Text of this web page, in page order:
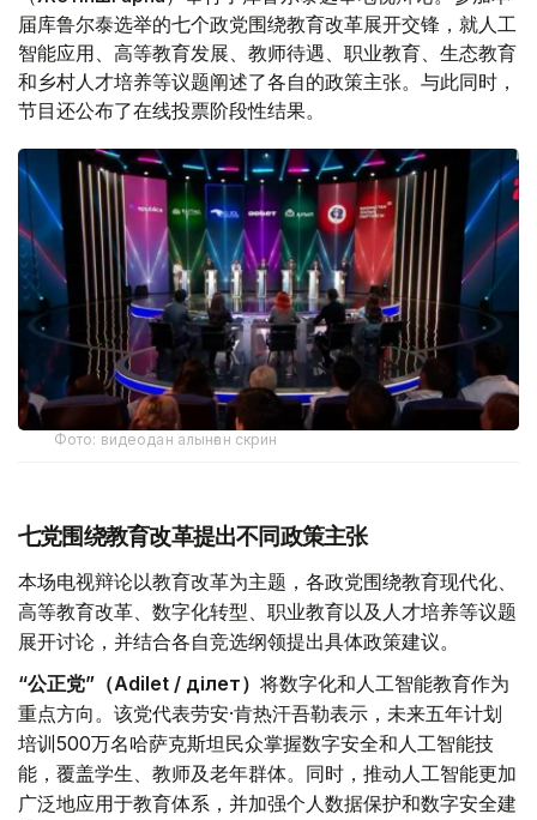
届库鲁尔泰选举的七个政党围绕教育改革展开交锋，就人工
智能应用、高等教育发展、教师待遇、职业教育、生态教育
和乡村人才培养等议题阐述了各自的政策主张。与此同时，
节目还公布了在线投票阶段性结果。
Фото: видеодан алынған скрин
七党围绕教育改革提出不同政策主张
本场电视辩论以教育改革为主题，各政党围绕教育现代化、
高等教育改革、数字化转型、职业教育以及人才培养等议题
展开讨论，并结合各自竞选纲领提出具体政策建议。
“公正党”（Adilet / Әділет） 将数字化和人工智能教育作为
重点方向。该党代表劳安·肯热汗吾勒表示，未来五年计划
培训500万名哈萨克斯坦民众掌握数字安全和人工智能技
能，覆盖学生、教师及老年群体。同时，推动人工智能更加
广泛地应用于教育体系，并加强个人数据保护和数字安全建